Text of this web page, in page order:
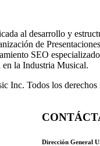
al desarrollo y
de
SEO
en la Industria Musical.
Inc. Todos los derechos
Dirección General